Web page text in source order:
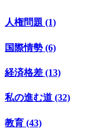
人権問題 (1)
国際情勢 (6)
経済格差 (13)
私の進む道 (32)
教育 (43)